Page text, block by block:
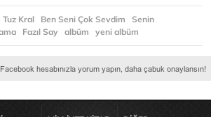
Kral Ben Seni Çok Sevdim
Senin
Fazıl Say albüm yeni albüm